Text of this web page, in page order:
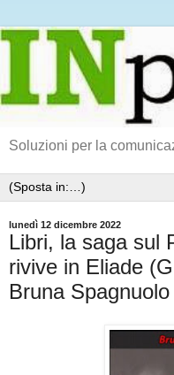
Soluzioni per la
lunedì 12 dicembre 2022
Libri, la saga sul
rivive in Eliade
Bruna Spagnuolo